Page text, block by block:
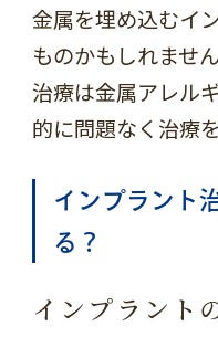
金属を埋め込むイ
ものかもしれませ
治療は金属アレル
的に問題なく治療
インプラント
る？
インプラント